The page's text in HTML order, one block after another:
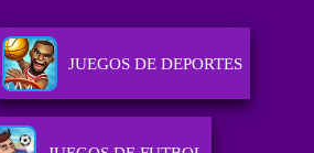
JUEGOS DE DEPORTES